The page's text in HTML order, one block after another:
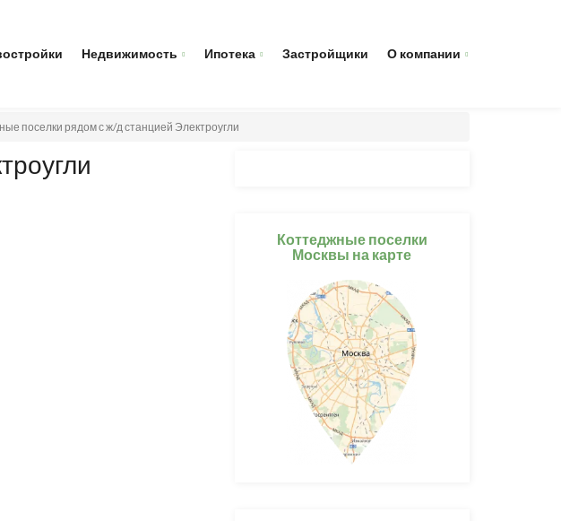
Недвижимость Ипотека Застройщики О компании
поселки рядом с ж/д станцией Электроугли
Коттеджные поселки
Москвы на карте